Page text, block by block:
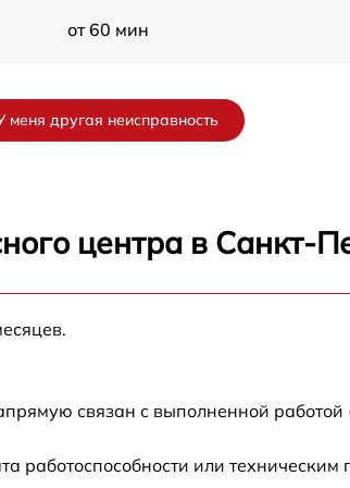
от 60 мин
от 60 мин
меня другая неисправность
центра в Санкт-
связан с выполненной
или